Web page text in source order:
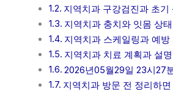
지역치과 구강검진과 초
지역치과 충치와 잇몸 상
지역치과 스케일링과 예
지역치과 치료 계획과 설
2026년05월29일 23시27
지역치과 방문 전 정리하